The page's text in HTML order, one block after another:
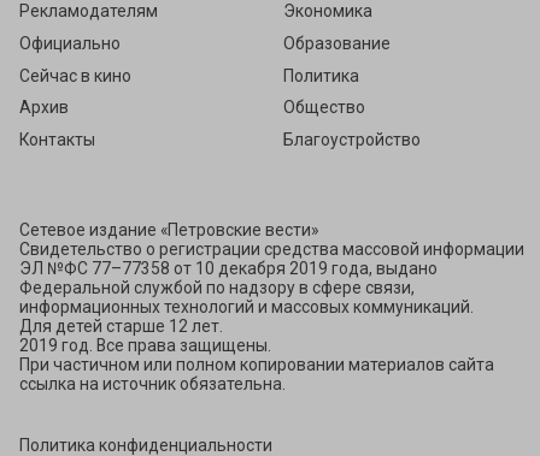
Рекламодателям
Официально
Сейчас в кино
Архив
Контакты
Экономика
Образование
Политика
Общество
Благоустройство
Сетевое издание «Петровские вести»
Свидетельство о регистрации средства массовой информации
ЭЛ №ФС 77–77358 от 10 декабря 2019 года, выдано
Федеральной службой по надзору в сфере связи,
информационных технологий и массовых коммуникаций.
Для детей старше 12 лет.
2019 год. Все права защищены.
При частичном или полном копировании материалов сайта
ссылка на источник обязательна.
Политика конфиденциальности